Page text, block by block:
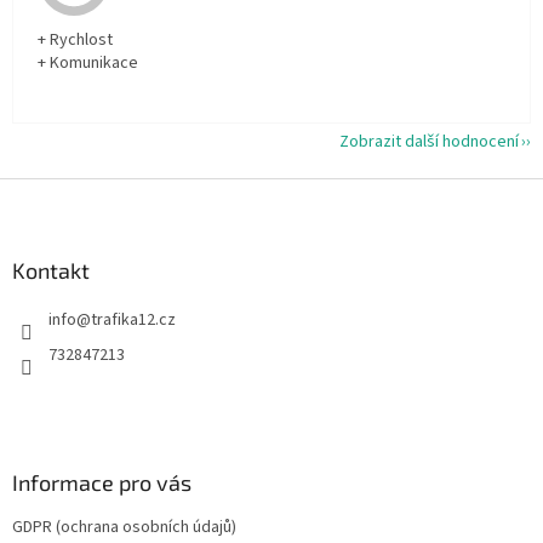
+ Rychlost
+ Komunikace
Zobrazit další hodnocení
Kontakt
info@trafika12.cz
732847213
Informace pro vás
GDPR (ochrana osobních údajů)